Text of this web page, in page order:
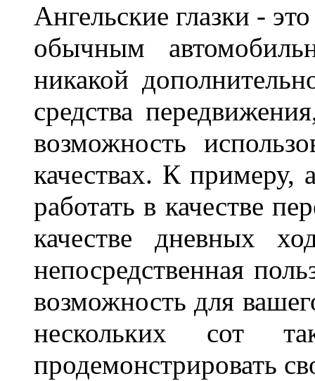
Ангельские глазки -
обычным
никакой
средства
возможность
качествах. К примеру,
работать в качестве
качестве дневных
непосредственная
возможность для
нескольких
продемонстрировать